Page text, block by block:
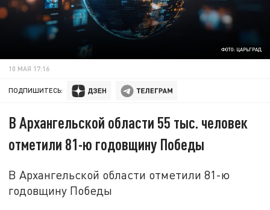
ФОТО: ЦАРЬГРАД
10 МАЯ 17:16
ПОДПИШИТЕСЬ:
В Архангельской области 55 тыс. человек
отметили 81-ю годовщину Победы
В Архангельской области отметили 81-ю
годовщину Победы